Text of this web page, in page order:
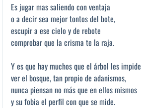
Es jugar mas saliendo con ventaja
o a decir sea mejor tontos del bote,
escupir a ese cielo y de rebote
comprobar que la crisma te la raja.
Y es que hay muchos que el árbol les impide
ver el bosque, tan propio de adanismos,
nunca piensan no más que en ellos mismos
y su fobia el perfil con que se mide.